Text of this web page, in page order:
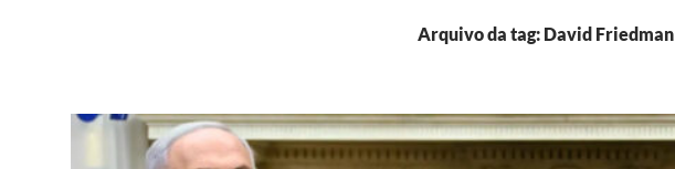
Arquivo da tag: David Friedman